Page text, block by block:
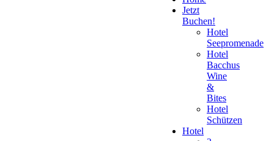
Jetzt
Buchen!
Hotel
Seepromenade
Hotel
Bacchus
Wine
&
Bites
Hotel
Schützen
Hotel